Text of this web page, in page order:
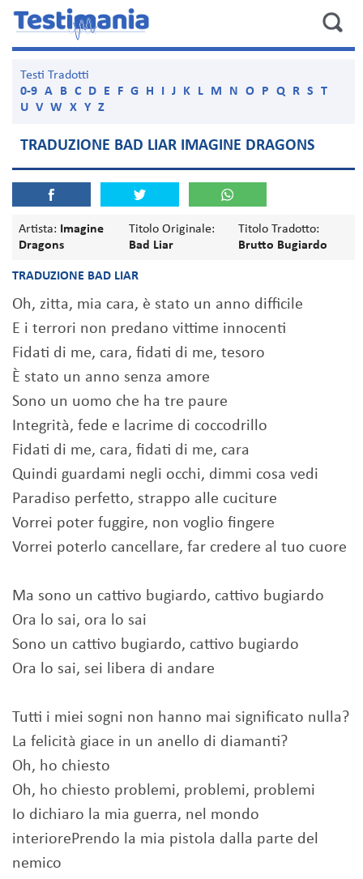
Testi Tradotti
0-9 A B C D E F G H J K L M N O P Q R S
T
U V W X Y Z
TRADUZIONE BAD LIAR IMAGINE DRAGONS
Artista:
Imagine
Dragons
Titolo Originale:
Bad Liar
Titolo Tradotto:
Brutto Bugiardo
TRADUZIONE BAD LIAR
Oh, zitta, mia cara, è stato un anno difficile
E i terrori non predano vittime innocenti
Fidati di me, cara, fidati di me, tesoro
È stato un anno senza amore
Sono un uomo che ha tre paure
Integrità, fede e lacrime di coccodrillo
Fidati di me, cara, fidati di me, cara
Quindi guardami negli occhi, dimmi cosa vedi
Paradiso perfetto, strappo alle cuciture
Vorrei poter fuggire, non voglio fingere
Vorrei poterlo cancellare, far credere al tuo cuore
Ma sono un cattivo bugiardo, cattivo bugiardo
Ora lo sai, ora lo sai
Sono un cattivo bugiardo, cattivo bugiardo
Ora lo sai, sei libera di andare
Tutti i miei sogni non hanno mai significato nulla?
La felicità giace in un anello di diamanti?
Oh, ho chiesto
Oh, ho chiesto problemi, problemi, problemi
Io dichiaro la mia guerra, nel mondo
interiorePrendo la mia pistola dalla parte del
nemico